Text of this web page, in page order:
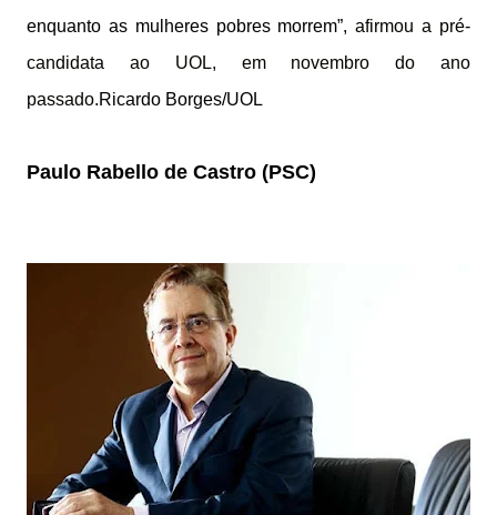
enquanto as mulheres pobres morrem”,afirmou a pré-
candidata ao UOL, em novembro do ano
passado.Ricardo Borges/UOL
Paulo Rabello de Castro (PSC)